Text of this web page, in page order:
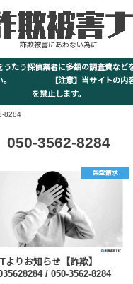
詐欺被害にあわない為に
うたう探偵業者に多額の調査費など
い。 【注意】当サイトの内容
を禁止します。
8284
050-3562-8284
架空請求
よりお知らせ【詐欺】
/ 050-3562-8284